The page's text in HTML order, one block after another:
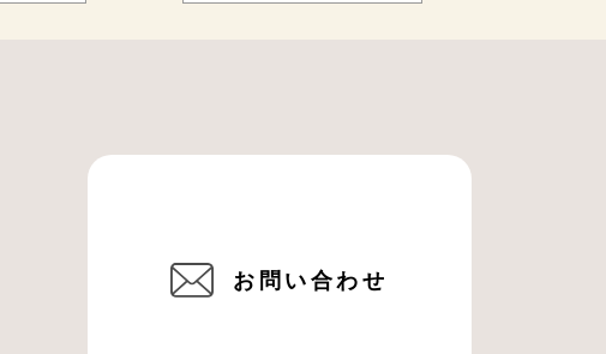
お問い合わせ